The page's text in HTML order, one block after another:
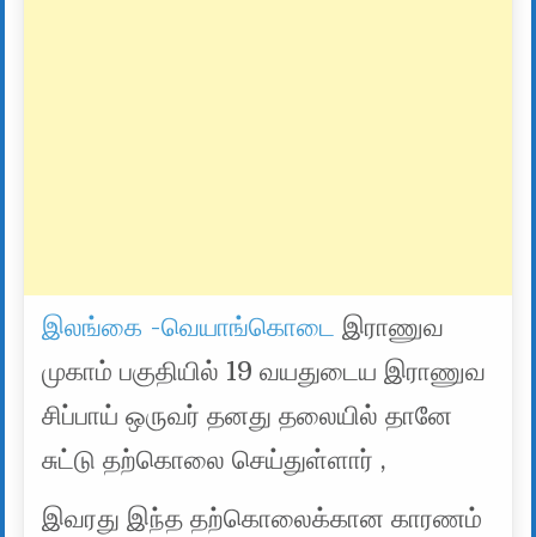
இலங்கை -வெயாங்கொடை
இராணுவ
முகாம் பகுதியில் 19 வயதுடைய இராணுவ
சிப்பாய் ஒருவர் தனது தலையில் தானே
சுட்டு தற்கொலை செய்துள்ளார் ,
இவரது இந்த தற்கொலைக்கான காரணம்